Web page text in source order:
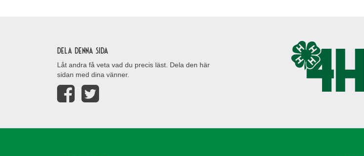
Dela denna sida
Låt andra få veta vad du precis läst. Dela den här
sidan med dina vänner.